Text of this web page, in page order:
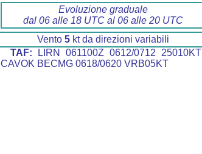
Evoluzione graduale
dal 06 alle 18 UTC al 06 alle 20 UTC
Vento 5kt da direzioni variabili
TAF: LIRN 061100Z 0612/0712 25010KT
CAVOK BECMG 0618/0620 VRB05KT